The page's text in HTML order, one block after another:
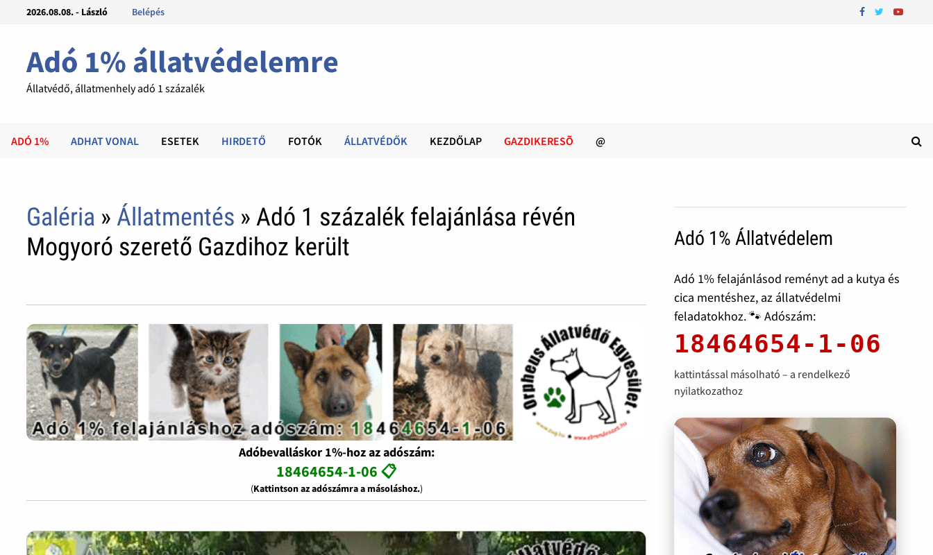
2026.08.08. - László Belépés
Adó 1% állatvédelemre
Állatvédő, állatmenhely adó 1 százalék
ADÓ 1% ADHAT VONAL ESETEK HIRDETŐ FOTÓK ÁLLATVÉDŐK KEZDŐLAP GAZDIKERESÕ @
Galéria » Állatmentés » Adó 1 százalék felajánlása révén
Mogyoró szerető Gazdihoz került
Adóbevalláskor 1%-hoz az adószám:
18464654-1-06 📋
(Kattintson az adószámra a másoláshoz.)
Adó 1% Állatvédelem
Adó 1% felajánlásod reményt ad a kutya és
cica mentéshez, az állatvédelmi
feladatokhoz. 🐾 Adószám:
18464654-1-06
kattintással másolható – a rendelkező
nyilatkozathoz